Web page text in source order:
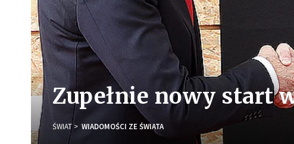
Zupełnie nowy start
ŚWIAT WIADOMOŚCI ZE ŚWIATA